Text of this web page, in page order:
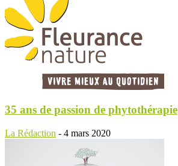
35 ans de passion de phytothérapie
La Rédaction - 4 mars 2020